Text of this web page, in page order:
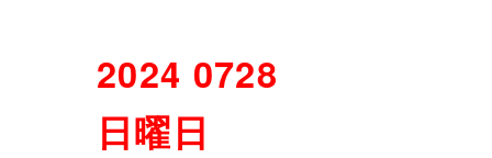
2024 0728
日曜日